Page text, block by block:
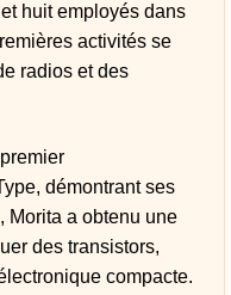
huit employés dans
activités se
radios et des
démontrant ses
Morita a obtenu une
des transistors,
compacte.